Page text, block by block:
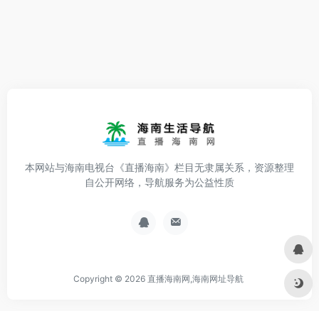
本网站与海南电视台《直播海南》栏目无隶属关系，资源整理
自公开网络，导航服务为公益性质
Copyright © 2026 直播海南网,海南网址导航